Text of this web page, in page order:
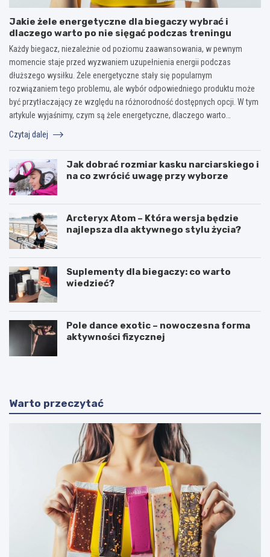
Jakie żele energetyczne dla biegaczy wybrać i
dlaczego warto po nie sięgać podczas treningu
Każdy biegacz, niezależnie od poziomu zaawansowania, w pewnym
momencie staje przed wyzwaniem uzupełnienia energii podczas
dłuższego wysiłku. Żele energetyczne stały się popularnym
rozwiązaniem tego problemu, ale wybór odpowiedniego produktu może
być przytłaczający ze względu na różnorodność dostępnych opcji. W tym
artykule wyjaśnimy, czym są żele energetyczne, dlaczego warto…
Czytaj dalej
Jak dobrać rozmiar kasku narciarskiego i
na co zwrócić uwagę przy wyborze
Arcteryx Atom – Która wersja będzie
najlepsza dla aktywnego stylu życia?
Suplementy dla biegaczy: co warto
wiedzieć?
Pole dance exotic – nowoczesna forma
aktywności fizycznej
Warto przeczytać